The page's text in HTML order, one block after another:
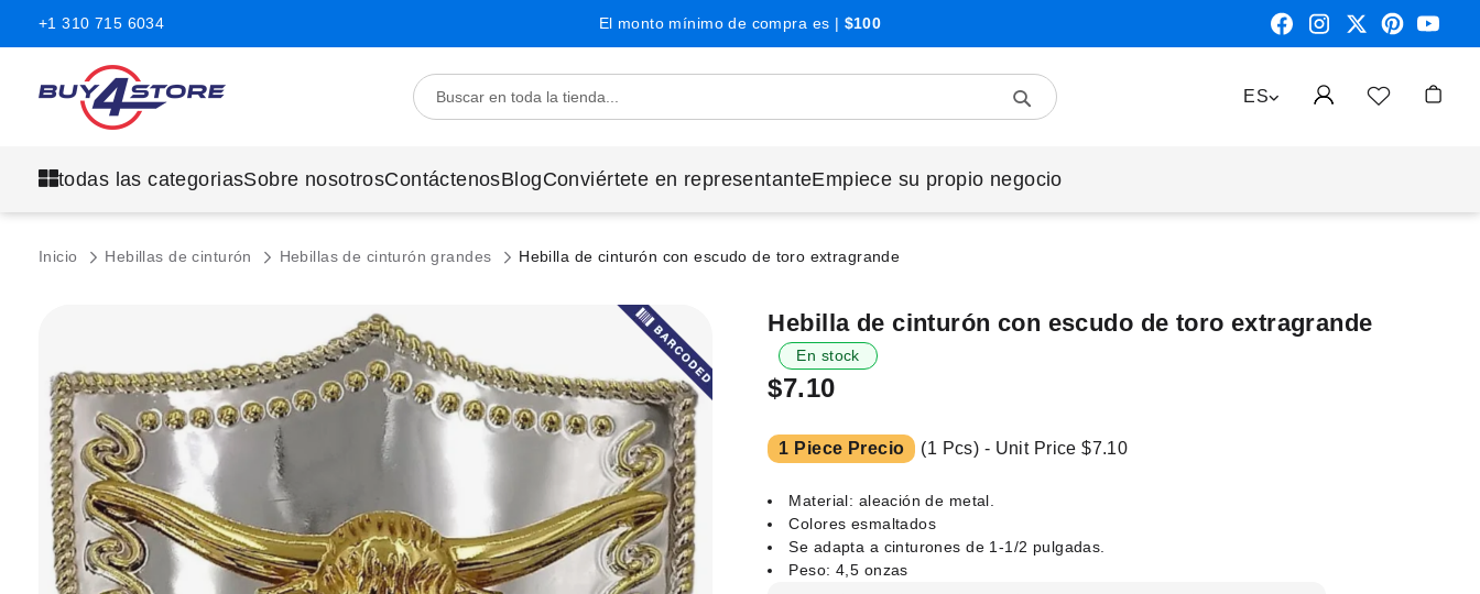
+1 310 715 6034 El monto mínimo de compra es | $100
LENGUAJE
ES
Search
todas las categoriasSobre nosotrosContáctenosBlogConviértete en representanteEmpiece su propio negocio
Inicio Hebillas de cinturón Hebillas de cinturón grandes Hebilla de cinturón con escudo de toro extragrande
de
la
galería
de
imágenes.
Hebilla de cinturón con escudo de toro extragrande
En stock
$7.10
1 Piece Precio (1 Pcs) - Unit Price$7.10
Material: aleación de metal.
Colores esmaltados
Se adapta a cinturones de 1-1/2 pulgadas.
Peso: 4,5 onzas